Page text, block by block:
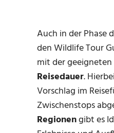
Auch in der Phase
den Wildlife Tour
mit der geeigneten
Reisedauer.
Vorschlag im
Zwischenstops
Regionengibt es